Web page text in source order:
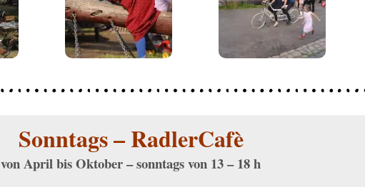
Sonntags – RadlerCafè
von April bis Oktober – sonntags von 13 – 18 h